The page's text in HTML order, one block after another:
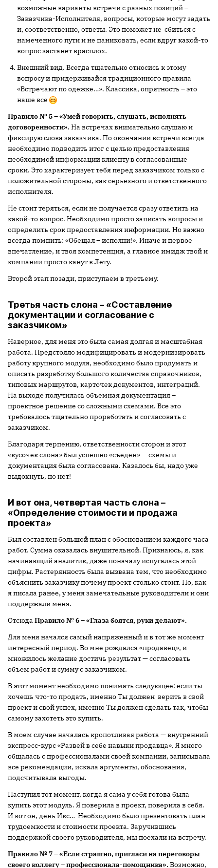
возможные варианты встречи с разных позиций –
Заказчика-Исполнителя, вопросы, которые могут задать
и, соответственно, ответы. Это поможет не сбиться с
намеченного пути и не паниковать, если вдруг какой-то
вопрос застанет врасплох.
Внешний вид. Всегда тщательно относись к этому
вопросу и придерживайся традиционного правила
«Встречают по одежке…». Классика, опрятность – это
наше все
Правило № 5 – «Умей говорить, слушать, исполнять
договоренности». На встречах внимательно слушаю и
фиксирую слова заказчика. По окончании встречи всегда
необходимо подводить итог с целью предоставления
необходимой информации клиенту в согласованные
сроки. Это характеризует тебя перед заказчиком только с
положительной стороны, как серьезного и ответственного
исполнителя.
Не стоит теряться, если не получается сразу ответить на
какой-то вопрос. Необходимо просто записать вопросы и
определить срок предоставления информации. Но важно
всегда помнить: «Обещал – исполни!». Иначе и первое
впечатление, и твоя компетенция, а главное имидж твой и
компании просто канут в Лету.
Второй этап позади, приступаем в третьему.
Третья часть слона – «Составление
документации и согласование с
заказчиком»
Наверное, для меня это была самая долгая и масштабная
работа. Предстояло модифицировать и модернизировать
работу крупного модуля, необходимо было продумать и
описать разработку большого количества справочников,
типовых маршрутов, карточек документов, интеграций.
На выходе получилась объемная документация –
проектное решение со сложными схемами. Все это
требовалось тщательно проработать и согласовать с
заказчиком.
Благодаря терпению, ответственности сторон и этот
«кусочек слона» был успешно «съеден» — схемы и
документация была согласована. Казалось бы, надо уже
выдохнуть, но нет!
И вот она, четвертая часть слона –
«Определение стоимости и продажа
проекта»
Был составлен большой план с обоснованием каждого часа
работ. Сумма оказалась внушительной. Признаюсь, я, как
начинающий аналитик, даже поначалу испугалась этой
цифры. Растерянность была вызвана тем, что необходимо
объяснить заказчику почему проект столько стоит. Но, как
я писала ранее, у меня замечательные руководители и они
поддержали меня.
Отсюда Правило № 6 – «Глаза боятся, руки делают».
Для меня начался самый напряженный и в тот же момент
интересный период. Во мне рождался «продавец», и
множилось желание достичь результат — согласовать
объем работ и сумму с заказчиком.
В этот момент необходимо понимать следующее: если ты
хочешь что-то продать, именно Ты должен верить в свой
проект и свой успех, именно Ты должен сделать так, чтобы
самому захотеть это купить.
В моем случае началась кропотливая работа — внутренний
экспресс-курс «Развей в себе навыки продавца». Я много
общалась с профессионалами своей компании, записывала
все рекомендации, искала аргументы, обоснования,
подсчитывала выгоды.
Наступил тот момент, когда я сама у себя готова была
купить этот модуль. Я поверила в проект, поверила в себя.
И вот он, день Икс… Необходимо было презентовать план
трудоемкости и стоимости проекта. Заручившись
поддержкой своего руководителя, мы поехали на встречу.
Правило № 7 – «Если страшно, пригласи на переговоры
своего коллегу – профессионала-помощника». Возможно,